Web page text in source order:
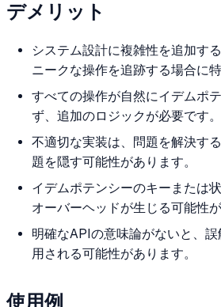
デメリット
システム設計に複雑性を追加す
ニークな操作を追跡する場合に特
すべての操作が自然にイデムポ
ず、追加のロジックが必要です。
不適切な実装は、問題を解決す
題を隠す可能性があります。
イデムポテンシーのキーまたは
オーバーヘッドが生じる可能性が
明確なAPIの意味論がないと、
用される可能性があります。
使用例